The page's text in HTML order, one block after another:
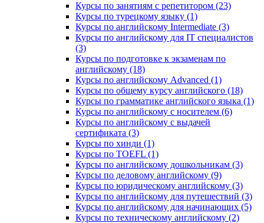
Курсы по занятиям с репетитором (23)
Курсы по турецкому языку (1)
Курсы по английскому Intermediate (3)
Курсы по английскому для IT специалистов
(3)
Курсы по подготовке к экзаменам по
английскому (18)
Курсы по английскому Advanced (1)
Курсы по общему курсу английского (18)
Курсы по грамматике английского языка (1)
Курсы по английскому с носителем (6)
Курсы по английскому с выдачей
сертификата (3)
Курсы по хинди (1)
Курсы по TOEFL (1)
Курсы по английскому дошкольникам (3)
Курсы по деловому английскому (9)
Курсы по юридическому английскому (3)
Курсы по английскому для путешествий (3)
Курсы по английскому для начинающих (5)
Курсы по техническому английскому (2)